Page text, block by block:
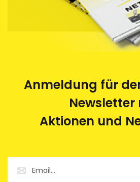
Anmeldung für
Newsletter
Aktionen und